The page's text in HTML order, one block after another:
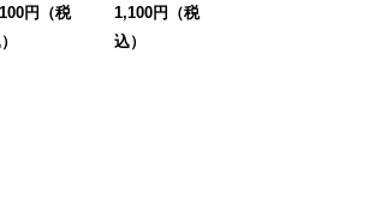
円（税
1,100円（税
込）